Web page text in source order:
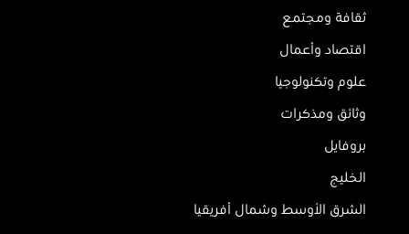
ثقافة ومجتمع
اقتصاد وأعمال
علوم وتكنولوجيا
وثائق ومذكرات
بروفايل
الخليج
الشرق الأوسط وشمال أفريقيا